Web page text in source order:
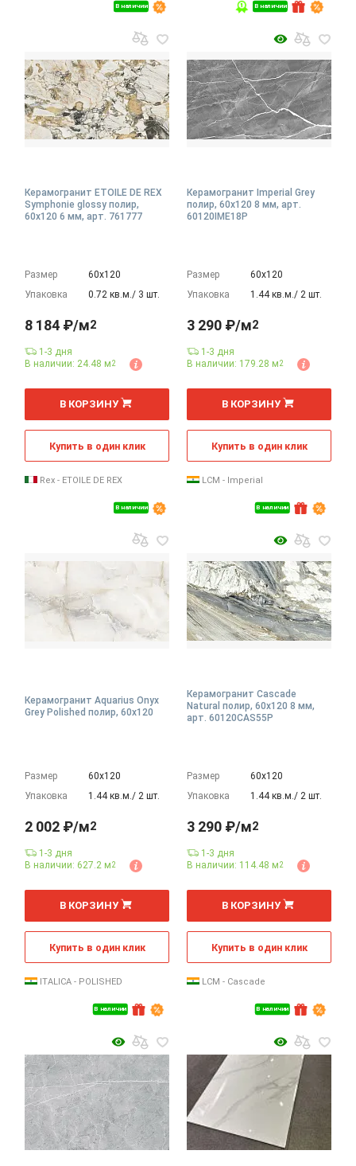
В наличии В наличии
Керамогранит ETOILE DE REX
Symphonie glossy полир,
60x120 6 мм, арт. 761777
Размер
60х120
Упаковка
0.72 кв.м./ 3 шт.
В наличии
8 184 ₽/м2
1-3 дня
В наличии: 24.48 м2
м
В КОРЗИНУ
Купить в один клик
Rex - ETOILE DE REX
Керамогранит Imperial Grey
полир, 60x120 8 мм, арт.
60120IME18P
Размер
60х120
Упаковка
1.44 кв.м./ 2 шт.
В наличии
3 290 ₽/м2
1-3 дня
В наличии: 179.28 м2
м
В КОРЗИНУ
Купить в один клик
LCM - Imperial
Керамогранит Aquarius Onyx
Grey Polished полир, 60x120
Размер
60х120
Упаковка
1.44 кв.м./ 2 шт.
В наличии
2 002 ₽/м2
1-3 дня
В наличии: 627.2 м2
м
В КОРЗИНУ
Купить в один клик
ITALICA - POLISHED
Керамогранит Cascade
Natural полир, 60x120 8 мм,
арт. 60120CAS55P
Размер
60х120
Упаковка
1.44 кв.м./ 2 шт.
В наличии
3 290 ₽/м2
1-3 дня
В наличии: 114.48 м2
м
В КОРЗИНУ
Купить в один клик
LCM - Cascade